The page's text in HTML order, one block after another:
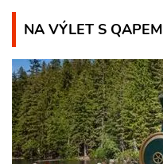
NA VÝLET S QAPEM